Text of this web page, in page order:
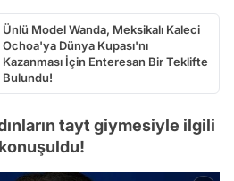
Ünlü Model Wanda, Meksikalı Kaleci
Ochoa'ya Dünya Kupası'nı
Kazanması İçin Enteresan Bir Teklifte
Bulundu!
tayt giymesiyle ilgili